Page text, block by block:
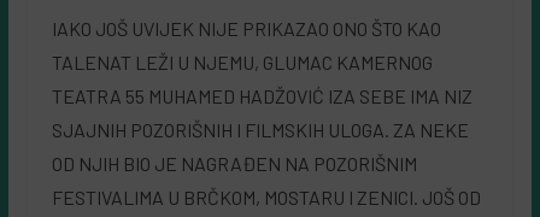
IAKO JOŠ UVIJEK NIJE PRIKAZAO ONO ŠTO KAO
TALENAT LEŽI U NJEMU, GLUMAC KAMERNOG
TEATRA 55 MUHAMED HADŽOVIĆ IZA SEBE IMA NIZ
SJAJNIH POZORIŠNIH I FILMSKIH ULOGA. ZA NEKE
OD NJIH BIO JE NAGRAĐEN NA POZORIŠNIM
FESTIVALIMA U BRČKOM, MOSTARU I ZENICI. JOŠ OD